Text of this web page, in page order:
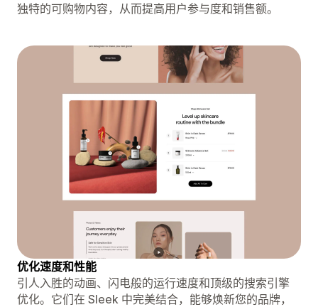
独特的可购物内容，从而提高用户参与度和销售额。
优化速度和性能
引人入胜的动画、闪电般的运行速度和顶级的搜索引擎
优化。它们在 Sleek 中完美结合，能够焕新您的品牌，